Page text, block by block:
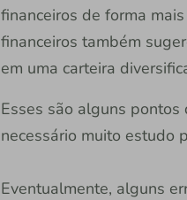
financeiros de forma
financeiros também
em uma carteira
Esses são alguns
necessário muito estudo
Eventualmente, alguns